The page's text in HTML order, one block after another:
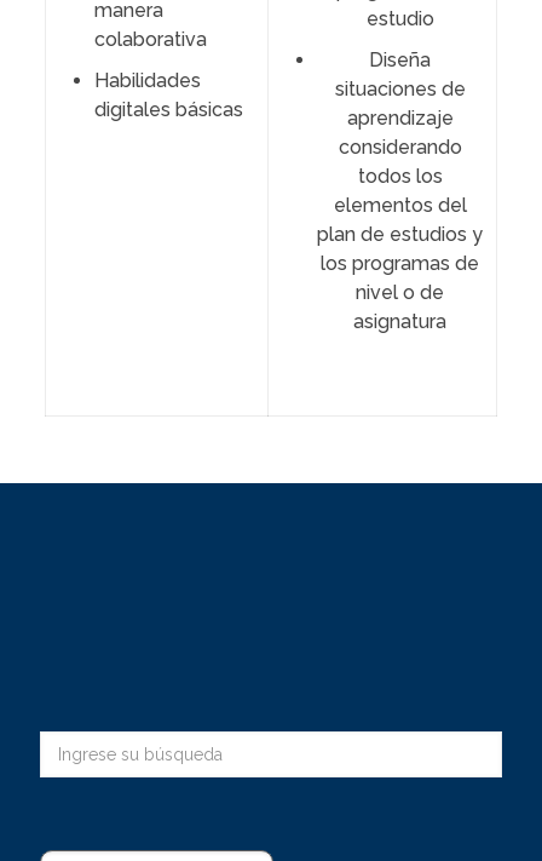
manera
colaborativa
Habilidades
digitales básicas
estudio
Diseña
situaciones de
aprendizaje
considerando
todos los
elementos del
plan de estudios y
los programas de
nivel o de
asignatura